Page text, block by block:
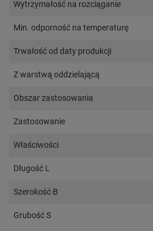
Wytrzymałość na rozciąganie
Min. odporność na temperaturę
Trwałość od daty produkcji
Z warstwą oddzielającą
Obszar zastosowania
Zastosowanie
Właściwości
Długość L
Szerokość B
Grubość S